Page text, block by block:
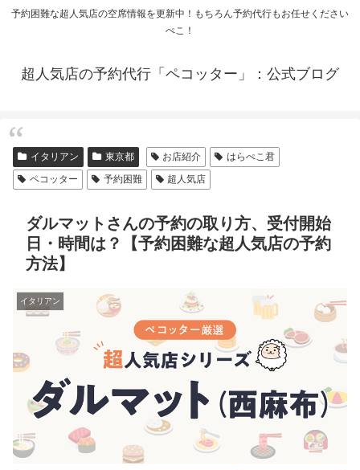
予約困難な超人気店の空席情報を更新中！もちろん予約代行もお任せください
ぺこ！
超人気店の予約代行「ペコッター」：公式ブログ
イタリアン 東京都 お店紹介
はらぺこ君
ペコッター
予約困難 超人気店
ダルマットさんの予約の取り方、受付開始
日・時間は？【予約困難な超人気店の予約
方法】
イタリアン